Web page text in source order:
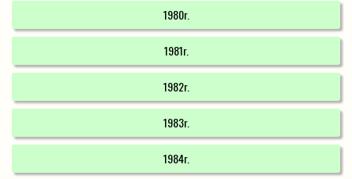
1980r.
1981r.
1982r.
1983r.
1984r.